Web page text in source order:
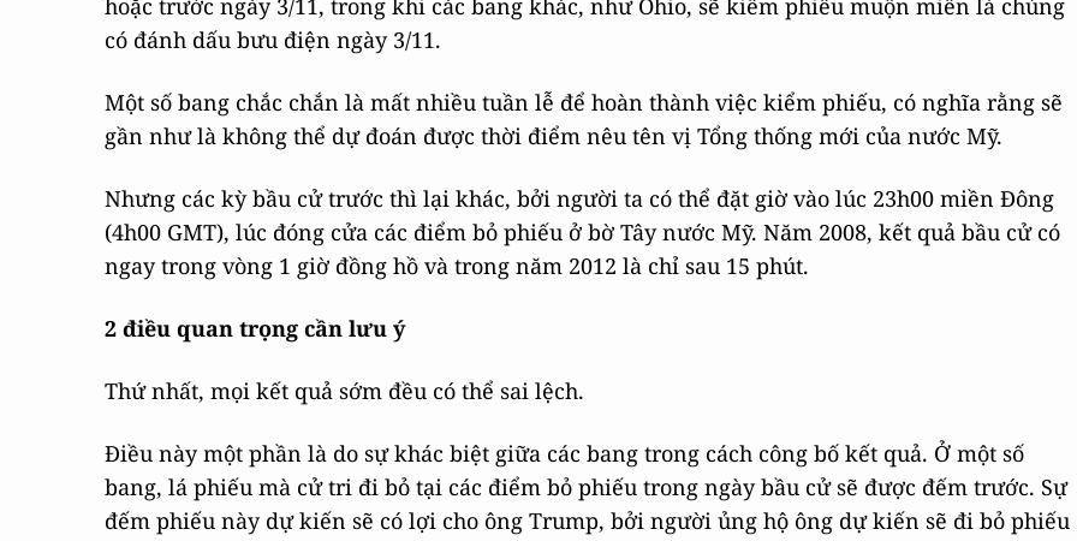
hoặc trước ngày 3/11, trong khi các bang khác, như Ohio, sẽ kiểm phiếu muộn miễn là chúng
có đánh dấu bưu điện ngày 3/11.
Một số bang chắc chắn là mất nhiều tuần lễ để hoàn thành việc kiểm phiếu, có nghĩa rằng sẽ
gần như là không thể dự đoán được thời điểm nêu tên vị Tổng thống mới của nước Mỹ.
Nhưng các kỳ bầu cử trước thì lại khác, bởi người ta có thể đặt giờ vào lúc 23h00 miền Đông
(4h00 GMT), lúc đóng cửa các điểm bỏ phiếu ở bờ Tây nước Mỹ. Năm 2008, kết quả bầu cử có
ngay trong vòng 1 giờ đồng hồ và trong năm 2012 là chỉ sau 15 phút.
2 điều quan trọng cần lưu ý
Thứ nhất, mọi kết quả sớm đều có thể sai lệch.
Điều này một phần là do sự khác biệt giữa các bang trong cách công bố kết quả. Ở một số
bang, lá phiếu mà cử tri đi bỏ tại các điểm bỏ phiếu trong ngày bầu cử sẽ được đếm trước. Sự
đếm phiếu này dự kiến sẽ có lợi cho ông Trump, bởi người ủng hộ ông dự kiến sẽ đi bỏ phiếu